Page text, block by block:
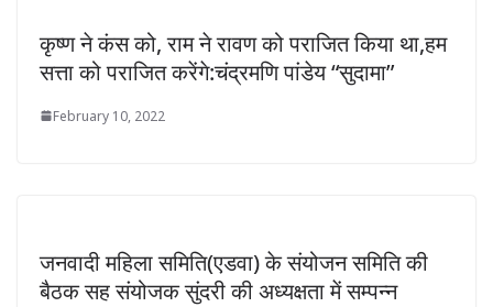
कृष्ण ने कंस को, राम ने रावण को पराजित किया था,हम
सत्ता को पराजित करेंगे:चंद्रमणि पांडेय “सुदामा”
February 10, 2022
जनवादी महिला समिति(एडवा) के संयोजन समिति की
बैठक सह संयोजक सुंदरी की अध्यक्षता में सम्पन्न